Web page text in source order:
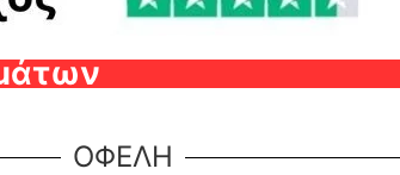
ΟΦΕΛΗ